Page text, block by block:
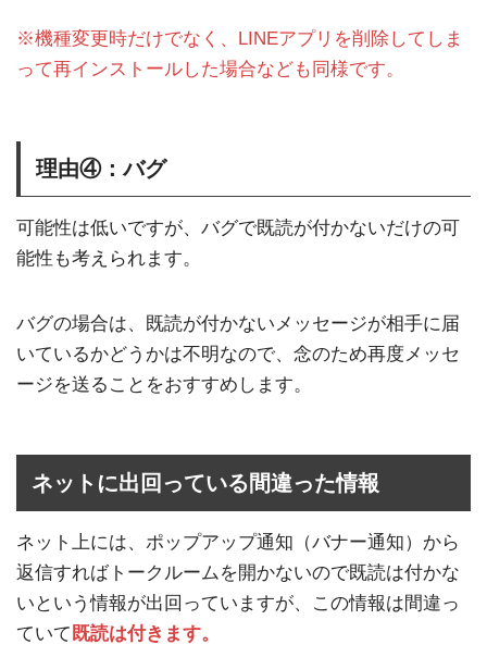
※機種変更時だけでなく、LINEアプリを削除してしま
って再インストールした場合なども同様です。
理由④：バグ
可能性は低いですが、バグで既読が付かないだけの可
能性も考えられます。
バグの場合は、既読が付かないメッセージが相手に届
いているかどうかは不明なので、念のため再度メッセ
ージを送ることをおすすめします。
ネットに出回っている間違った情報
ネット上には、ポップアップ通知（バナー通知）から
返信すればトークルームを開かないので既読は付かな
いという情報が出回っていますが、この情報は間違っ
ていて 既読は付きます。